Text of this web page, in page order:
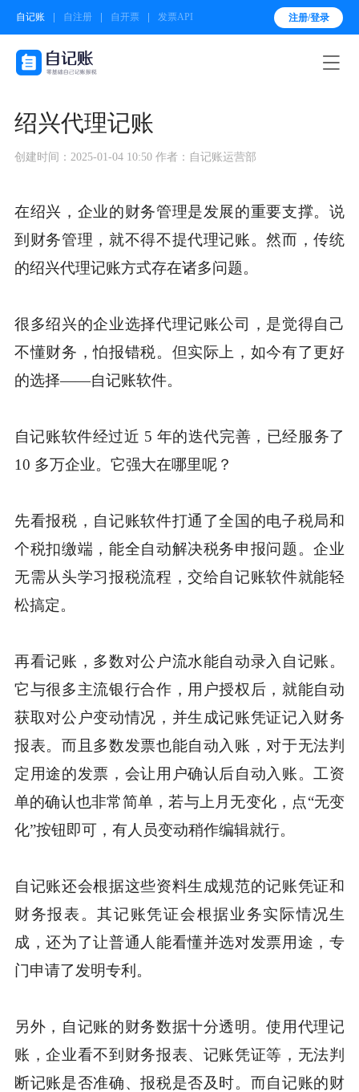
自记账 自注册 自开票 发票API 注册/登录

绍兴代理记账
创建时间：2025-01-04 10:50 作者：自记账运营部
在绍兴，企业的财务管理是发展的重要支撑。说
到财务管理，就不得不提代理记账。然而，传统
的绍兴代理记账方式存在诸多问题。
很多绍兴的企业选择代理记账公司，是觉得自己
不懂财务，怕报错税。但实际上，如今有了更好
的选择——自记账软件。
自记账软件经过近 5 年的迭代完善，已经服务了
10 多万企业。它强大在哪里呢？
先看报税，自记账软件打通了全国的电子税局和
个税扣缴端，能全自动解决税务申报问题。企业
无需从头学习报税流程，交给自记账软件就能轻
松搞定。
再看记账，多数对公户流水能自动录入自记账。
它与很多主流银行合作，用户授权后，就能自动
获取对公户变动情况，并生成记账凭证记入财务
报表。而且多数发票也能自动入账，对于无法判
定用途的发票，会让用户确认后自动入账。工资
单的确认也非常简单，若与上月无变化，点“无变
化”按钮即可，有人员变动稍作编辑就行。
自记账还会根据这些资料生成规范的记账凭证和
财务报表。其记账凭证会根据业务实际情况生
成，还为了让普通人能看懂并选对发票用途，专
门申请了发明专利。
另外，自记账的财务数据十分透明。使用代理记
账，企业看不到财务报表、记账凭证等，无法判
断记账是否准确、报税是否及时。而自记账的财